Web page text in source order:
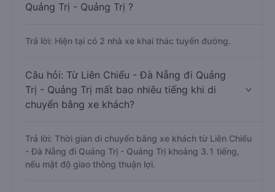
Quảng Trị - Quảng Trị ?
Trả lời: Hiện tại có 2 nhà xe khai thác tuyến đường.
Câu hỏi: Từ Liên Chiểu - Đà Nẵng đi Quảng
Trị - Quảng Trị mất bao nhiêu tiếng khi di
chuyển bằng xe khách?
Trả lời: Thời gian di chuyển bằng xe khách từ Liên Chiểu
- Đà Nẵng đi Quảng Trị - Quảng Trị khoảng 3.1 tiếng,
nếu mật độ giao thông thuận lợi.